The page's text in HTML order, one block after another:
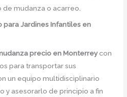
mudanza o acarreo.
para Jardines Infantiles en
precio enMonterreycon
para transportar sus
un equipo multidisciplinario
y asesorarlo de principio a fin